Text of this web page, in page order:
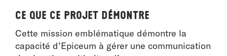
Ce que ce projet démontre
Cette mission emblématique démontre la
capacité d’Epiceum à gérer une communication